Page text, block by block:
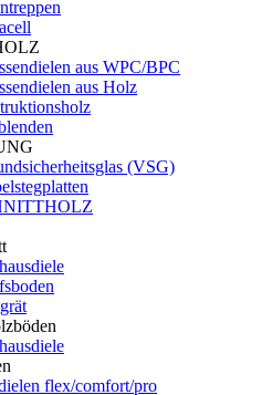
aus WPC/BPC
aus Holz
(VSG)
flex/comfort/pro